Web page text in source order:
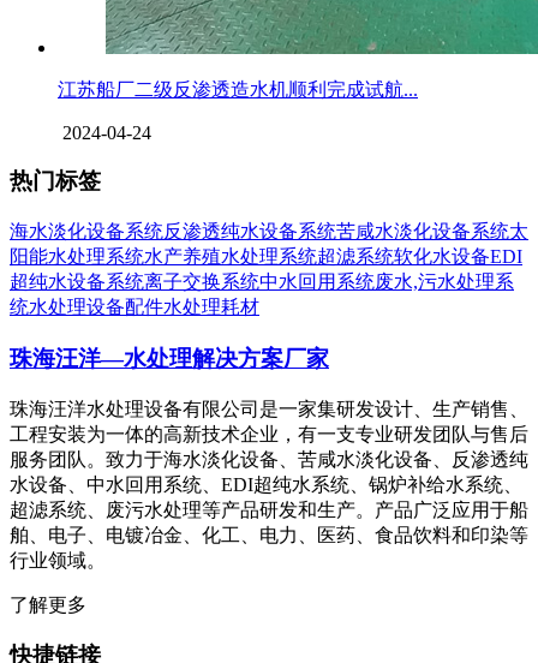
江苏船厂二级反渗透造水机顺利完成试航...
2024-04-24
热门标签
海水淡化设备系统反渗透纯水设备系统苦咸水淡化设备系统太
阳能水处理系统水产养殖水处理系统超滤系统软化水设备EDI
超纯水设备系统离子交换系统中水回用系统废水,污水处理系
统水处理设备配件水处理耗材
珠海汪洋—水处理解决方案厂家
珠海汪洋水处理设备有限公司是一家集研发设计、生产销售、
工程安装为一体的高新技术企业，有一支专业研发团队与售后
服务团队。致力于海水淡化设备、苦咸水淡化设备、反渗透纯
水设备、中水回用系统、EDI超纯水系统、锅炉补给水系统、
超滤系统、废污水处理等产品研发和生产。产品广泛应用于船
舶、电子、电镀冶金、化工、电力、医药、食品饮料和印染等
行业领域。
了解更多
快捷链接